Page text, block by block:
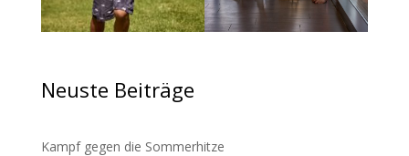
Neuste Beiträge
Kampf gegen die Sommerhitze